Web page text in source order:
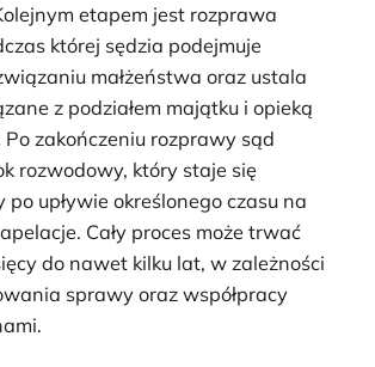
etapem jest rozprawa
której sędzia podejmuje
małżeństwa oraz ustala
z podziałem majątku i opieką
Po zakończeniu rozprawy sąd
rozwodowy, który staje się
po upływie określonego czasu na
Cały proces może trwać
do nawet kilku lat, w zależności
sprawy oraz współpracy